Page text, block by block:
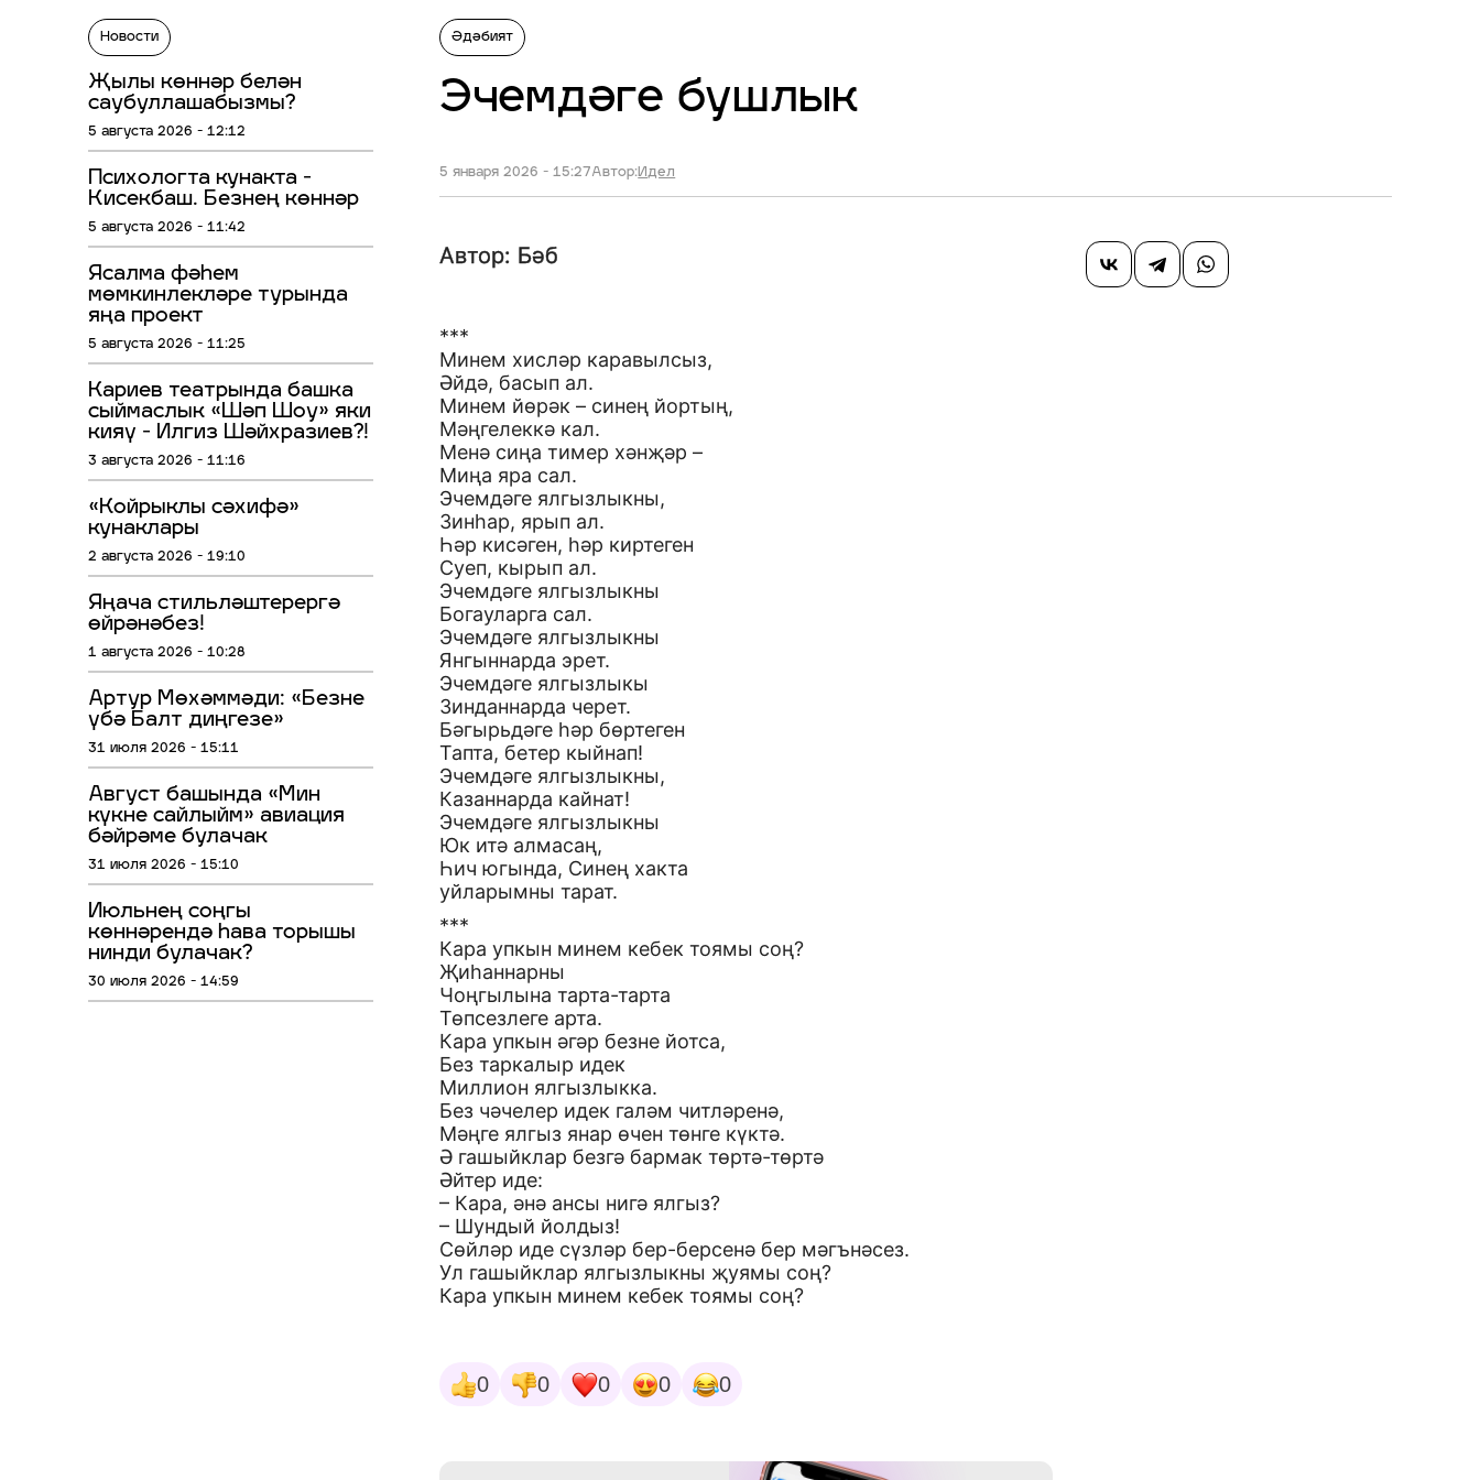
Новости
Җылы көннәр белән
саубуллашабызмы?
5 августа 2026 - 12:12
Психологта кунакта -
Кисекбаш. Безнең көннәр
5 августа 2026 - 11:42
Ясалма фәһем
мөмкинлекләре турында
яңа проект
5 августа 2026 - 11:25
Кариев театрында башка
сыймаслык «Шәп Шоу» яки
кияү - Илгиз Шәйхразиев?!
3 августа 2026 - 11:16
«Койрыклы сәхифә»
кунаклары
2 августа 2026 - 19:10
Яңача стильләштерергә
өйрәнәбез!
1 августа 2026 - 10:28
Артур Мөхәммәди: «Безне
үбә Балт диңгезе»
31 июля 2026 - 15:11
Август башында «Мин
күкне сайлыйм» авиация
бәйрәме булачак
31 июля 2026 - 15:10
Июльнең соңгы
көннәрендә һава торышы
нинди булачак?
30 июля 2026 - 14:59
Әдәбият
Эчемдәге бушлык
5 января 2026 - 15:27Автор:Идел
Автор: Бәб
***
Минем хисләр каравылсыз,
Әйдә, басып ал.
Минем йөрәк – синең йортың,
Мәңгелеккә кал.
Менә сиңа тимер хәнҗәр –
Миңа яра сал.
Эчемдәге ялгызлыкны,
Зинһар, ярып ал.
Һәр кисәген, һәр киртеген
Суеп, кырып ал.
Эчемдәге ялгызлыкны
Богауларга сал.
Эчемдәге ялгызлыкны
Янгыннарда эрет.
Эчемдәге ялгызлыкы
Зинданнарда черет.
Бәгырьдәге һәр бөртеген
Тапта, бетер кыйнап!
Эчемдәге ялгызлыкны,
Казаннарда кайнат!
Эчемдәге ялгызлыкны
Юк итә алмасаң,
Һич югында, Синең хакта
уйларымны тарат.
***
Кара упкын минем кебек тоямы соң?
Җиһаннарны
Чоңгылына тарта-тарта
Төпсезлеге арта.
Кара упкын әгәр безне йотса,
Без таркалыр идек
Миллион ялгызлыкка.
Без чәчелер идек галәм читләренә,
Мәңге ялгыз янар өчен төнге күктә.
Ә гашыйклар безгә бармак төртә-төртә
Әйтер иде:
– Кара, әнә ансы нигә ялгыз?
– Шундый йолдыз!
Сөйләр иде сүзләр бер-берсенә бер мәгънәсез.
Ул гашыйклар ялгызлыкны җуямы соң?
Кара упкын минем кебек тоямы соң?
0 0 0 0 0